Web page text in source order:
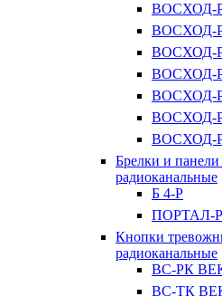
ВОСХОД-
ВОСХОД-
ВОСХОД-
ВОСХОД-
ВОСХОД-
ВОСХОД-
ВОСХОД-
Брелки и
радиоканальные
Б 4-Р
ПОРТАЛ-Р
Кнопки
радиоканальные
ВС-РК
ВС-ТК